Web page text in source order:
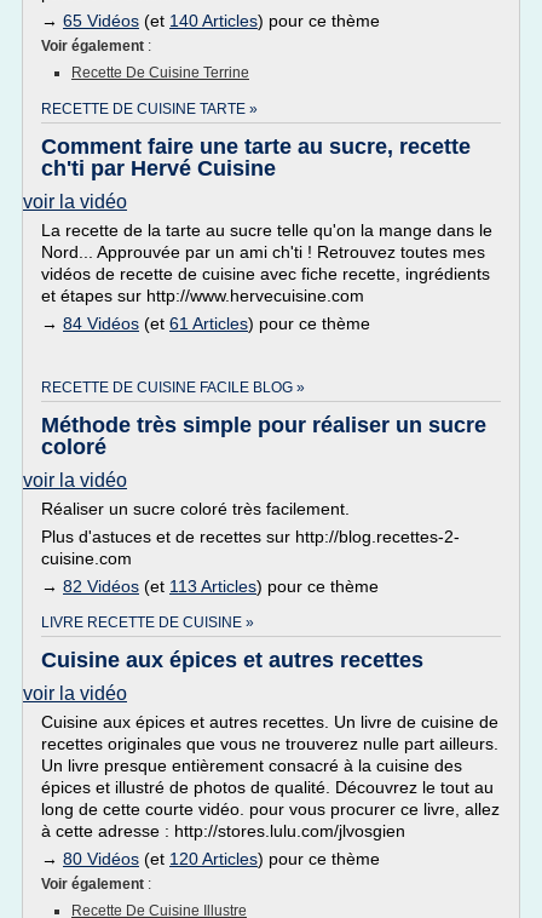
→ 65 Vidéos (et 140 Articles) pour ce thème
Voir également :
Recette De Cuisine Terrine
RECETTE DE CUISINE TARTE »
Comment faire une tarte au sucre, recette
ch'ti par Hervé Cuisine
voir la vidéo
La recette de la tarte au sucre telle qu'on la mange dans le
Nord... Approuvée par un ami ch'ti ! Retrouvez toutes mes
vidéos de recette de cuisine avec fiche recette, ingrédients
et étapes sur http://www.hervecuisine.com
→ 84 Vidéos (et 61 Articles) pour ce thème
RECETTE DE CUISINE FACILE BLOG »
Méthode très simple pour réaliser un sucre
coloré
voir la vidéo
Réaliser un sucre coloré très facilement.
Plus d'astuces et de recettes sur http://blog.recettes-2-
cuisine.com
→ 82 Vidéos (et 113 Articles) pour ce thème
LIVRE RECETTE DE CUISINE »
Cuisine aux épices et autres recettes
voir la vidéo
Cuisine aux épices et autres recettes. Un livre de cuisine de
recettes originales que vous ne trouverez nulle part ailleurs.
Un livre presque entièrement consacré à la cuisine des
épices et illustré de photos de qualité. Découvrez le tout au
long de cette courte vidéo. pour vous procurer ce livre, allez
à cette adresse : http://stores.lulu.com/jlvosgien
→ 80 Vidéos (et 120 Articles) pour ce thème
Voir également :
Recette De Cuisine Illustre